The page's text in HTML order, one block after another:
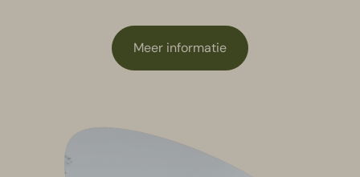
Meer informatie